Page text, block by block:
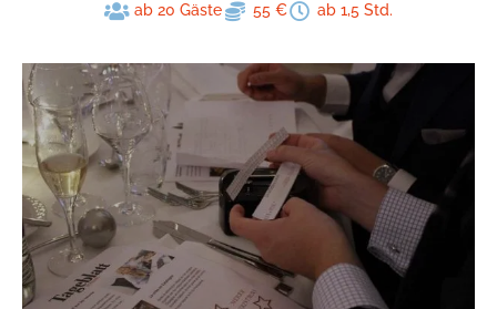
ab 20 Gäste 55 € ab 1,5 Std.